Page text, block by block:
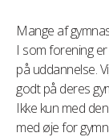
Mange af
I som forening
på uddannelse.
godt på deres
Ikke kun med
med øje for